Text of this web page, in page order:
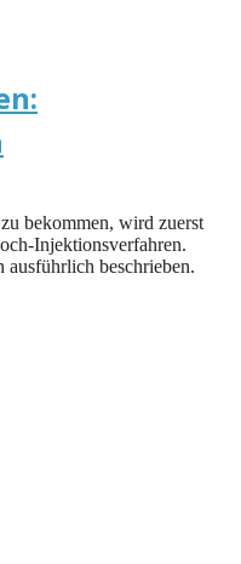
bekommen, wird zuerst
Injektionsverfahren.
ausführlich beschrieben.